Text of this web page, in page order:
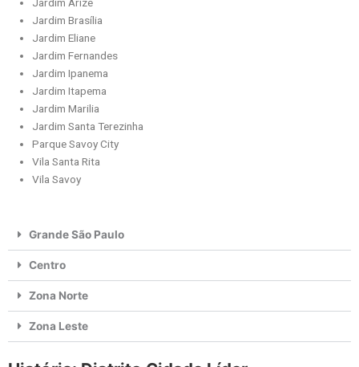
Jardim Brasília
Jardim Eliane
Jardim Fernandes
Jardim Ipanema
Jardim Itapema
Jardim Marilia
Jardim Santa Terezinha
Parque Savoy City
Vila Santa Rita
Vila Savoy
Grande São Paulo
Centro
Zona Norte
Zona Leste